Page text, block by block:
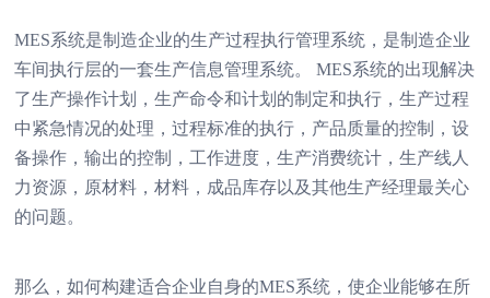
MES系统是制造企业的生产过程执行管理系统，是制造企业
车间执行层的一套生产信息管理系统。 MES系统的出现解决
了生产操作计划，生产命令和计划的制定和执行，生产过程
中紧急情况的处理，过程标准的执行，产品质量的控制，设
备操作，输出的控制，工作进度，生产消费统计，生产线人
力资源，原材料，材料，成品库存以及其他生产经理最关心
的问题。
那么，如何构建适合企业自身的MES系统，使企业能够在所